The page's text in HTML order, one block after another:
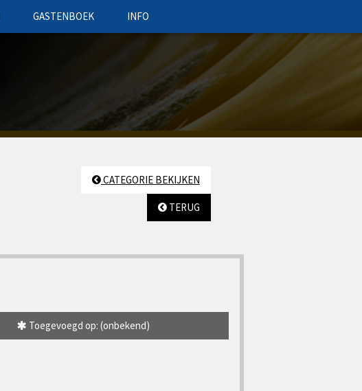
GASTENBOEK INFO
CATEGORIE BEKIJKEN
TERUG
Toegevoegd op: (onbekend)